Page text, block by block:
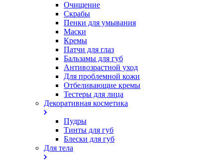
Очищение
Скрабы
Пенки для умывания
Маски
Кремы
Патчи для глаз
Бальзамы для губ
Антивозрастной уход
Для проблемной кожи
Oтбеливающие кремы
Тестеры для лица
Декоративная косметика
Пудры
Тинты для губ
Блески для губ
Для тела